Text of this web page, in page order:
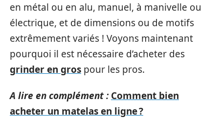
en métal ou en alu, manuel, à manivelle ou
électrique, et de dimensions ou de motifs
extrêmement variés ! Voyons maintenant
pourquoi il est nécessaire d’acheter des
grinder en gros pour les pros.
A lire en complément : Comment bien
acheter un matelas en ligne ?